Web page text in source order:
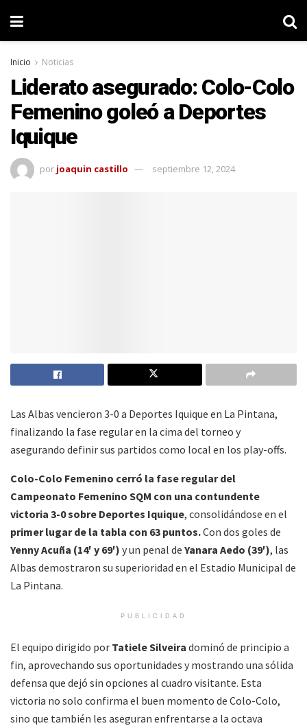
Inicio Noticias
Liderato asegurado: Colo-Colo
Femenino goleó a Deportes
Iquique
por joaquin castillo septiembre 12, 2024
Las Albas vencieron 3-0 a Deportes Iquique en La Pintana,
finalizando la fase regular en la cima del torneo y
asegurando definir sus partidos como local en los play-offs.
Colo-Colo Femenino cerró la fase regular del
Campeonato Femenino SQM con una contundente
victoria 3-0 sobre Deportes Iquique, consolidándose en el
primer lugar de la tabla con 63 puntos.Con dos goles de
Yenny Acuña (14′ y 69′) y un penal de Yanara Aedo (39′), las
Albas demostraron su superioridad en el Estadio Municipal de
La Pintana.
PUBLICIDAD
El equipo dirigido por Tatiele Silveira dominó de principio a
fin, aprovechando sus oportunidades y mostrando una sólida
defensa que dejó sin opciones al cuadro visitante. Esta
victoria no solo confirma el buen momento de Colo-Colo,
sino que también les aseguran enfrentarse a la octava